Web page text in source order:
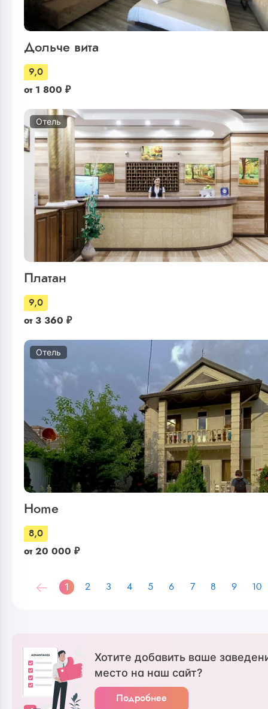
Дольче вита
9,0
от 1 800 ₽
Отель
Платан
9,0
от 3 360 ₽
Отель
Home
8,0
от 20 000 ₽
1 2 3 4 5 6 7 8 9 10
Хотите добавить ваше
место на наш сайт?
Подробнее